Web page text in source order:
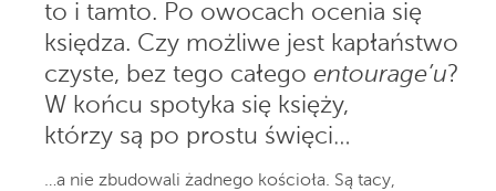
to i tamto. Po owocach ocenia się
księdza. Czy możliwe jest kapłaństwo
czyste, bez tego całego entourage’u?
W końcu spotyka się księży,
którzy są po prostu święci…
…a nie zbudowali żadnego kościoła. Są tacy,